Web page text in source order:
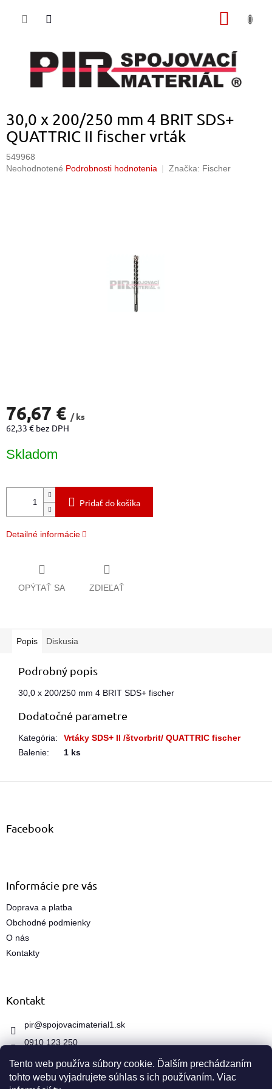
Tento web používa súbory cookie. Ďalším prechádzaním
tohto webu vyjadrujete súhlas s ich používaním. Viac
30,0 x 200/250 mm 4 BRIT SDS+
QUATTRIC II fischer vrták
549968
Priemerné
Neohodnotené Podrobnosti hodnotenia Značka: Fischer
76,67 € / ks
62,33 € bez DPH
cena:
Skladom
Pridať do košíka
Detailné informácie
OPÝTAŤ SA ZDIEĽAŤ
Popis Diskusia
Podrobný popis
30,0 x 200/250 mm 4 BRIT SDS+ fischer
Dodatočné parametre
Kategória:
Vrtáky SDS+ II /štvorbrit/ QUATTRIC fischer
Balenie: 1 ks
Z
Facebook
Informácie pre vás
Doprava a platba
Obchodné podmienky
O nás
Kontakty
Kontakt
pir@spojovacimaterial1.sk
0910 123 250